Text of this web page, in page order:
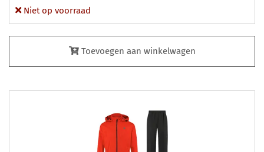
Niet op voorraad
Toevoegen aan winkelwagen